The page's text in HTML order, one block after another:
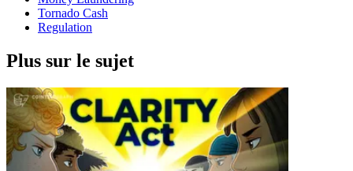
Tornado Cash
Regulation
Plus sur le sujet